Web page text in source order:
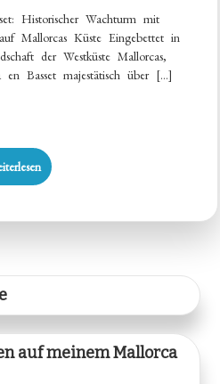
Historischer Wachturm mit
Mallorcas Küste Eingebettet in
der Westküste Mallorcas,
Basset majestätisch über […]
auf meinem Mallorca